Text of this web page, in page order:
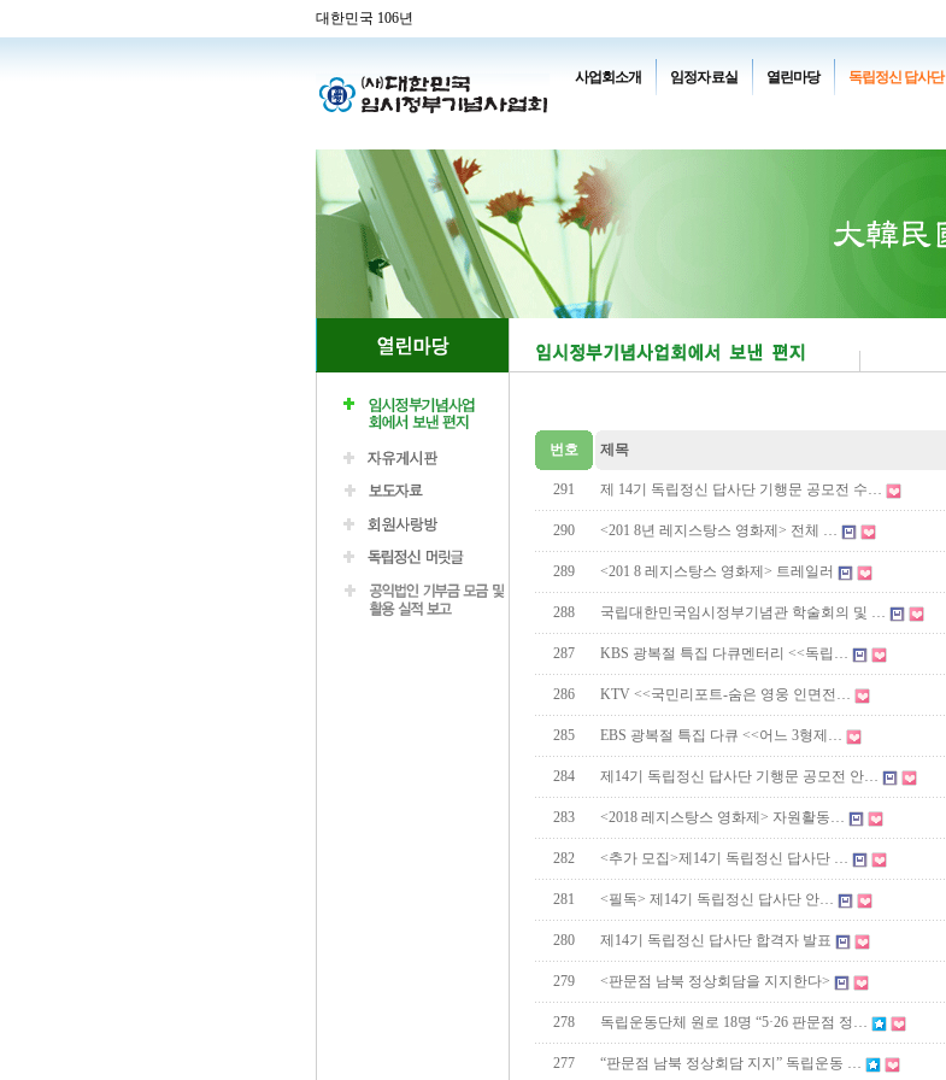
대한민국 106년
사업회소개 임정자료실 열린마당 독립정신 답사단
번호 제목
291 제 14기 독립정신 답사단 기행문 공모전 수…
290 <201 8년 레지스탕스 영화제> 전체 …
289 <201 8 레지스탕스 영화제> 트레일러
288 국립대한민국임시정부기념관 학술회의 및 …
287 KBS 광복절 특집 다큐멘터리 <<독립…
286 KTV <<국민리포트-숨은 영웅 인면전…
285 EBS 광복절 특집 다큐 <<어느 3형제…
284 제14기 독립정신 답사단 기행문 공모전 안…
283 <2018 레지스탕스 영화제> 자원활동…
282 <추가 모집>제14기 독립정신 답사단 …
281 <필독> 제14기 독립정신 답사단 안…
280 제14기 독립정신 답사단 합격자 발표
279 <판문점 남북 정상회담을 지지한다>
278 독립운동단체 원로 18명 “5·26 판문점 정…
277 “판문점 남북 정상회담 지지” 독립운동 …